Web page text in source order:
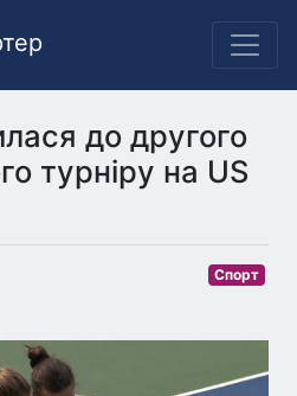
до другого
турніру на US
Спорт